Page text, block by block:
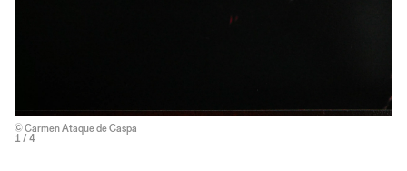
© Carmen Ataque de Caspa
1 / 4